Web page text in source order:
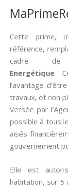
Cette prime,
référence,
cadre
Energétique.
l’avantage
travaux, et non
Versée par
possible à tous
aisés
gouvernement
Elle est
habitation, sur 5